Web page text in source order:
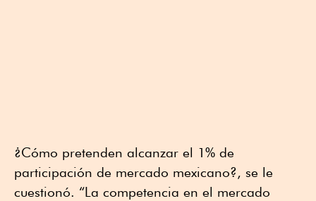
¿Cómo pretenden alcanzar el 1% de
participación de mercado mexicano?, se le
cuestionó. “La competencia en el mercado